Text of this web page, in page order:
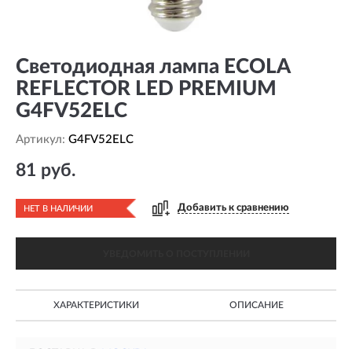
Светодиодная лампа ECOLA
REFLECTOR LED PREMIUM
G4FV52ELC
Артикул: G4FV52ELC
81 руб.
НЕТ В НАЛИЧИИ Добавить к сравнению
ХАРАКТЕРИСТИКИ ОПИСАНИЕ